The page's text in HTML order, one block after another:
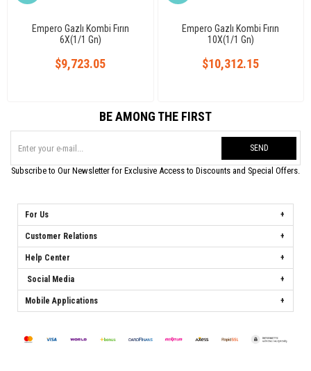
Empero Gazlı Kombi Fırın
6X(1/1 Gn)
$9,723.05
Empero Gazlı Kombi Fırın
10X(1/1 Gn)
$10,312.15
BE AMONG THE FIRST
SEND
Subscribe to Our Newsletter for Exclusive Access to Discounts and Special Offers.
For Us
Customer Relations
Help Center
Social Media
Mobile Applications